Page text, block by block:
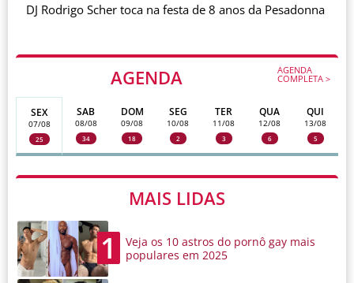
AGENDA AGENDA
COMPLETA >
SEX
07/08
25
SAB
08/08
34
DOM
09/08
18
SEG
10/08
2
TER
11/08
3
QUA
12/08
6
QUI
13/08
5
MAIS LIDAS
1
Veja os 10 astros do pornô gay mais
populares em 2025
DJ Rodrigo Scher toca na festa de 8 anos da Pesadonna